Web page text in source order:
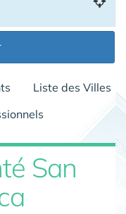
Liste des Villes
San